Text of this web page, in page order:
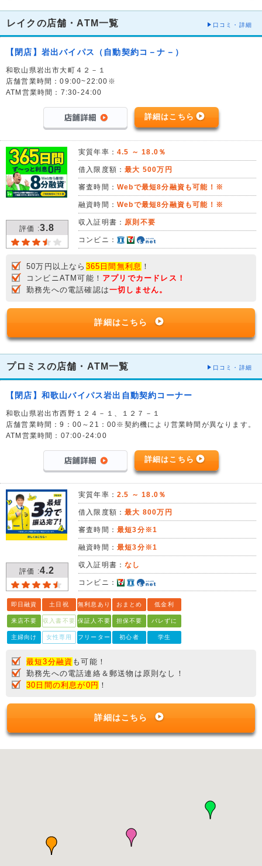
レイクの店舗・ATM一覧 口コミ・詳細
【閉店】岩出バイパス（自動契約コ－ナ－）
和歌山県岩出市大町４２－１
店舗営業時間：09:00~22:00※
ATM営業時間：7:30-24:00
詳細はこちら
評価 :3.8
実質年率： 4.5 ～ 18.0％
借入限度額：最大 500万円
審査時間： Webで最短8分融資も可能！※
融資時間： Webで最短8分融資も可能！※
収入証明書： 原則不要
コンビニ：
50万円以上なら 365日間無利息 ！
コンビニATM可能！ アプリでカードレス！
勤務先への電話確認は一切しません。
詳細はこちら
プロミスの店舗・ATM一覧 口コミ・詳細
【閉店】和歌山バイパス岩出自動契約コーナー
和歌山県岩出市西野１２４－１、１２７－１
店舗営業時間：9：00～21：00※契約機により営業時間が異なります。
ATM営業時間：07:00-24:00
詳細はこちら
評価 :4.2
実質年率： 2.5 ～ 18.0％
借入限度額：最大 800万円
審査時間： 最短3分※1
融資時間： 最短3分※1
収入証明書：なし
コンビニ：
即日融資 土日祝 無利息あり おまとめ 低金利
来店不要 収入書不要 保証人不要 担保不要 バレずに
主婦向け 女性専用 フリーター 初心者 学生
最短3分融資 も可能！
勤務先への電話連絡＆郵送物は原則なし！
30日間の利息が0円 ！
詳細はこちら